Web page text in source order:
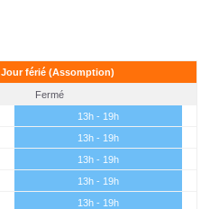
Jour férié (Assomption)
Fermé
13h - 19h
13h - 19h
13h - 19h
13h - 19h
13h - 19h